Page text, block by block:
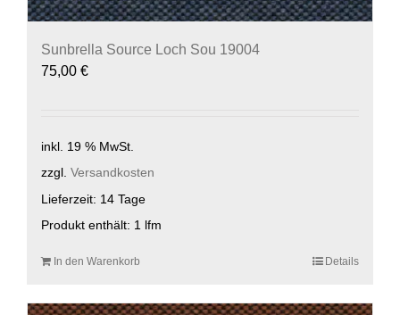
Sunbrella Source Loch Sou 19004
75,00 €
inkl. 19 % MwSt.
zzgl. Versandkosten
Lieferzeit: 14 Tage
Produkt enthält: 1 lfm
In den Warenkorb Details